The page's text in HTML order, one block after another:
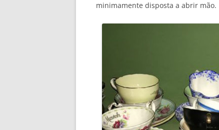
minimamente disposta a abrir mão.